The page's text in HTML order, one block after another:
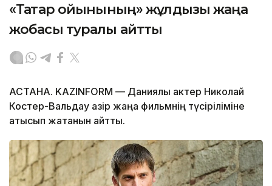
«Тақтар ойынының» жұлдызы жаңа
жобасы туралы айтты
АСТАНА. KAZINFORM — Даниялық актер Николай
Костер-Вальдау қазір жаңа фильмнің түсіріліміне
қатысып жатқанын айтты.